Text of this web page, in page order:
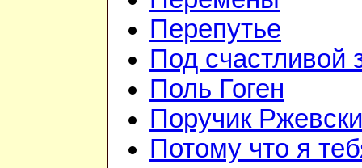
Перепутье
Под счастливой
Поль Гоген
Поручик
Потому что я